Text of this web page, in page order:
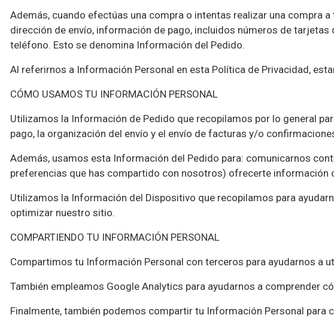
Además, cuando efectúas una compra o intentas realizar una compra
dirección de envío, información de pago, incluidos números de tarjetas
teléfono. Esto se denomina Información del Pedido.
Al referirnos a Información Personal en esta Política de Privacidad,
CÓMO USAMOS TU INFORMACIÓN PERSONAL
Utilizamos la Información de Pedido que recopilamos por lo general
pago, la organización del envío y el envío de facturas y/o
Además, usamos esta Información del Pedido para: comunicarnos
preferencias que has compartido con nosotros) ofrecerte
Utilizamos la Información del Dispositivo que recopilamos para
optimizar nuestro sitio.
COMPARTIENDO TU INFORMACIÓN PERSONAL
Compartimos tu Información Personal con terceros para ayudarnos a
También empleamos Google Analytics para ayudarnos a comprender
Finalmente, también podemos compartir tu Información Personal para